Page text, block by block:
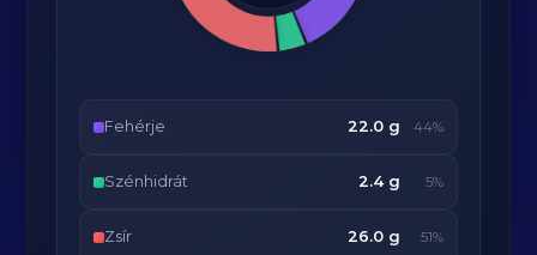
Fehérje 22.0 g 44%
Szénhidrát 2.4 g 5%
Zsír 26.0 g 51%